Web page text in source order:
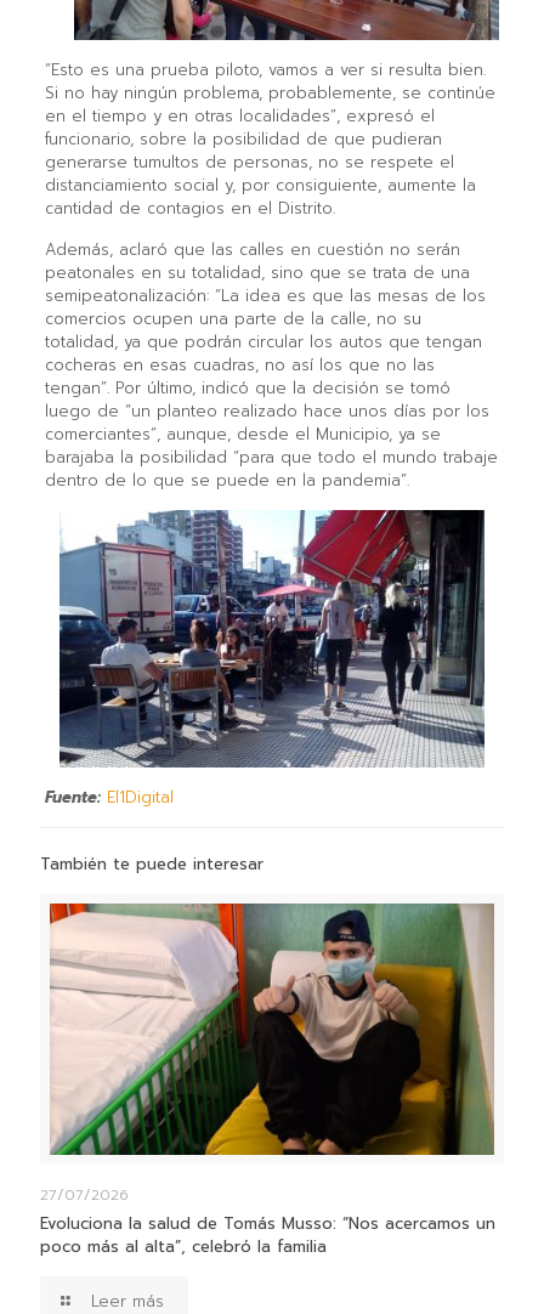
“Esto es una prueba piloto, vamos a ver si resulta bien.
Si no hay ningún problema, probablemente, se continúe
en el tiempo y en otras localidades”, expresó el
funcionario, sobre la posibilidad de que pudieran
generarse tumultos de personas, no se respete el
distanciamiento social y, por consiguiente, aumente la
cantidad de contagios en el Distrito.
Además, aclaró que las calles en cuestión no serán
peatonales en su totalidad, sino que se trata de una
semipeatonalización: “La idea es que las mesas de los
comercios ocupen una parte de la calle, no su
totalidad, ya que podrán circular los autos que tengan
cocheras en esas cuadras, no así los que no las
tengan”. Por último, indicó que la decisión se tomó
luego de “un planteo realizado hace unos días por los
comerciantes”, aunque, desde el Municipio, ya se
barajaba la posibilidad “para que todo el mundo trabaje
dentro de lo que se puede en la pandemia”.
Fuente: El1Digital
También te puede interesar
27/07/2026
Evoluciona la salud de Tomás Musso: “Nos acercamos un
poco más al alta”, celebró la familia
Leer más